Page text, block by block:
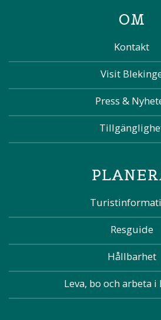
OM
Kontakt
Visit
Press &
Resguide
Hållbarhet
Leva, bo och arbeta